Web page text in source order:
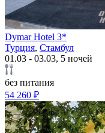
Dymar Hotel 3*
Турция, Стамбул
01.03 - 03.03, 5 ночей
без питания
54 260 ₽